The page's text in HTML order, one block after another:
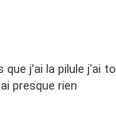
que j'ai la pilule j'ai
presque rien